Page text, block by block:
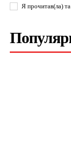
Я прочитав(ла)